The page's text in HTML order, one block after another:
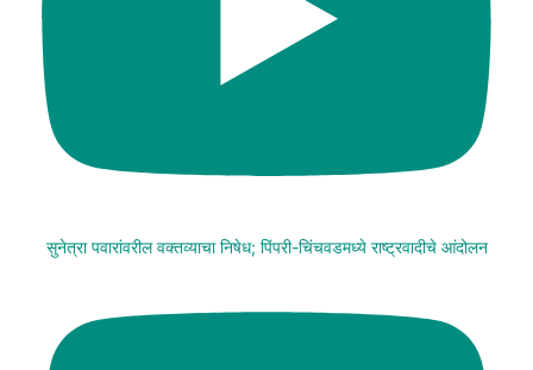
सुनेत्रा पवारांवरील वक्तव्याचा निषेध; पिंपरी-चिंचवडमध्ये राष्ट्रवादीचे आंदोलन